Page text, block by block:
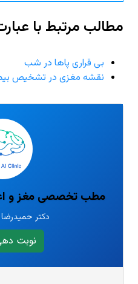
مطالب مرتبط با
بی قراری پاها در شب
نقشه مغزی در تشخیص
مطب تخصصی مغز و
دکتر
نوبت